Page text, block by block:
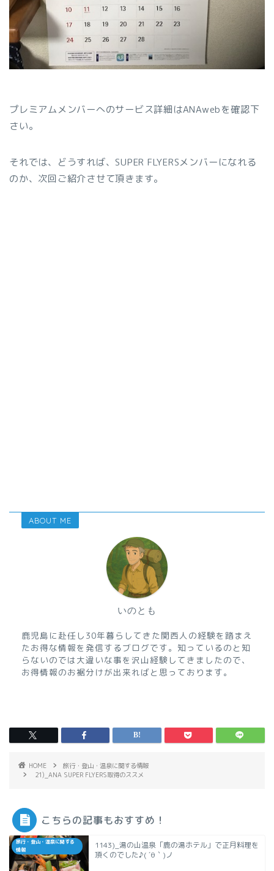
プレミアムメンバーへのサービス詳細はANAwebを確認下
さい。
それでは、どうすれば、SUPER FLYERSメンバーになれる
のか、次回ご紹介させて頂きます。
ABOUT ME
いのとも
鹿児島に赴任し30年暮らしてきた関西人の経験を踏まえ
たお得な情報を発信するブログです。知っているのと知
らないのでは大違いな事を沢山経験してきましたので、
お得情報のお裾分けが出来ればと思っております。
HOME
旅行・登山・温泉に関する情報
21)_ANA SUPER FLYERS取得のススメ
こちらの記事もおすすめ！
旅行・登山・温泉に関する
情報
1143)_湯の山温泉「鹿の湯ホテル」で正月料理を
頂くのでした♪( ´θ｀)ノ